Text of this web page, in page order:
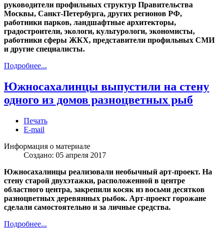
руководители профильных структур Правительства
Москвы, Санкт-Петербурга, других регионов РФ,
работники парков, ландшафтные архитекторы,
градостроители, экологи, культурологи, экономисты,
работники сферы ЖКХ, представители профильных СМИ
и другие специалисты.
Подробнее...
Южносахалинцы выпустили на стену
одного из домов разноцветных рыб
Печать
E-mail
Информация о материале
Создано: 05 апреля 2017
Южносахалинцы реализовали необычный арт-проект. На
стену старой двухэтажки, расположенной в центре
областного центра, закрепили косяк из восьми десятков
разноцветных деревянных рыбок. Арт-проект горожане
сделали самостоятельно и за личные средства.
Подробнее...